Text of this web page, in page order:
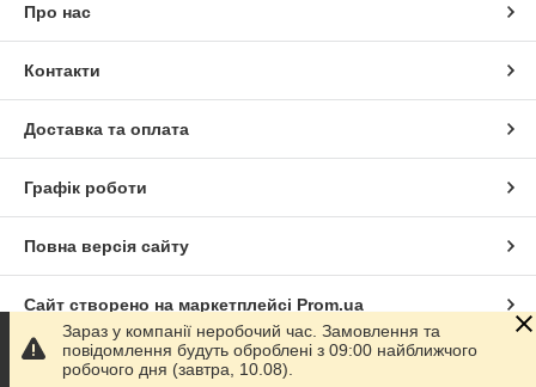
Про нас
Контакти
Доставка та оплата
Графік роботи
Повна версія сайту
Сайт створено на маркетплейсі Prom.ua
Політика конфіденційності
Зараз у компанії неробочий час. Замовлення та
повідомлення будуть оброблені з 09:00 найближчого
робочого дня (завтра, 10.08).